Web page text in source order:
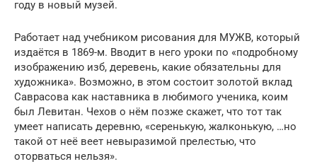
году в новый музей.
Работает над учебником рисования для МУЖВ, который
издаётся в 1869-м. Вводит в него уроки по «подробному
изображению изб, деревень, какие обязательны для
художника». Возможно, в этом состоит золотой вклад
Саврасова как наставника в любимого ученика, коим
был Левитан. Чехов о нём позже скажет, что тот так
умеет написать деревню, «серенькую, жалконькую, …но
такой от неё веет невыразимой прелестью, что
оторваться нельзя».